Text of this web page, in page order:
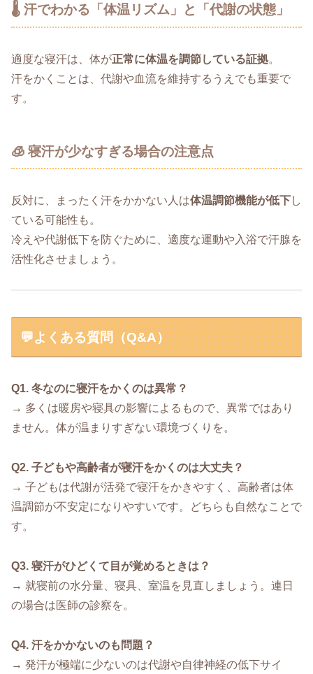
🌡️ 汗でわかる「体温リズム」と「代謝の状態」
適度な寝汗は、体が正常に体温を調節している証拠。
汗をかくことは、代謝や血流を維持するうえでも重要で
す。
🧊 寝汗が少なすぎる場合の注意点
反対に、まったく汗をかかない人は体温調節機能が低下し
ている可能性も。
冷えや代謝低下を防ぐために、適度な運動や入浴で汗腺を
活性化させましょう。
💬よくある質問（Q&A）
Q1. 冬なのに寝汗をかくのは異常？
→ 多くは暖房や寝具の影響によるもので、異常ではあり
ません。体が温まりすぎない環境づくりを。
Q2. 子どもや高齢者が寝汗をかくのは大丈夫？
→ 子どもは代謝が活発で寝汗をかきやすく、高齢者は体
温調節が不安定になりやすいです。どちらも自然なことで
す。
Q3. 寝汗がひどくて目が覚めるときは？
→ 就寝前の水分量、寝具、室温を見直しましょう。連日
の場合は医師の診察を。
Q4. 汗をかかないのも問題？
→ 発汗が極端に少ないのは代謝や自律神経の低下サイ